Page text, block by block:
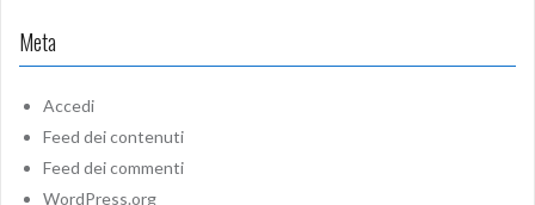
Meta
Accedi
Feed dei contenuti
Feed dei commenti
WordPress.org